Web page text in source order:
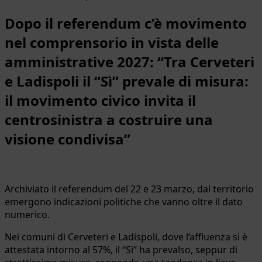
Dopo il referendum c’è movimento
nel comprensorio in vista delle
amministrative 2027: “Tra Cerveteri
e Ladispoli il “Sì” prevale di misura:
il movimento civico invita il
centrosinistra a costruire una
visione condivisa”
Archiviato il referendum del 22 e 23 marzo, dal territorio
emergono indicazioni politiche che vanno oltre il dato
numerico.
Nei comuni di Cerveteri e Ladispoli, dove l’affluenza si è
attestata intorno al 57%, il “Sì” ha prevalso, seppur di